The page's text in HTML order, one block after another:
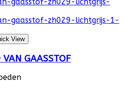
View
VAN GAASSTOF